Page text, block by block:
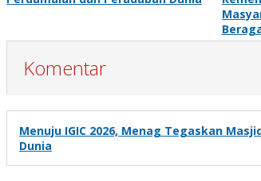
Komentar
Menuju IGIC 2026, Menag Tegaskan
Dunia